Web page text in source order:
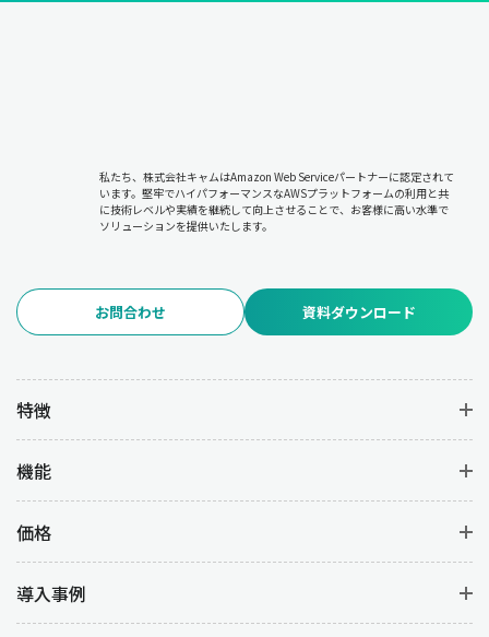
私たち、株式会社キャムはAmazon Web Serviceパートナーに認定されて
います。堅牢でハイパフォーマンスなAWSプラットフォームの利用と共
に技術レベルや実績を継続して向上させることで、お客様に高い水準で
ソリューションを提供いたします。
お問合わせ 資料ダウンロード
特徴
機能
価格
導入事例